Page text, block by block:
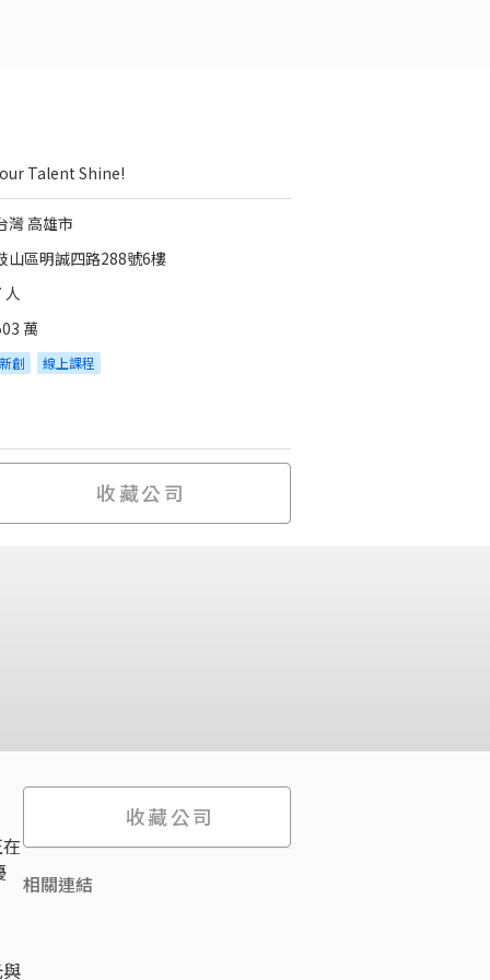
Talent Shine!
灣 高雄市
山區明誠四路288號6樓
人
萬
新創 線上課程
收藏公司
收藏公司
相關連結